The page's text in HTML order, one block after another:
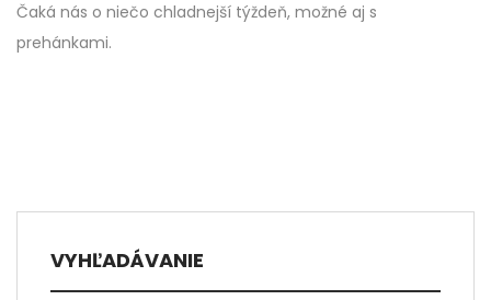
Čaká nás o niečo chladnejší týždeň, možné aj s
prehánkami.
VYHĽADÁVANIE